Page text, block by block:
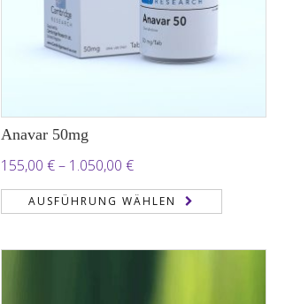
Anavar 50mg
155,00 €– 1.050,00 €Preisspanne:
155,00 €
bis
AUSFÜHRUNG WÄHLEN